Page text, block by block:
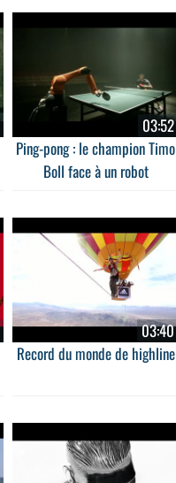
03:52
Ping-pong : le champion Timo
Boll face à un robot
03:40
Record du monde de highline